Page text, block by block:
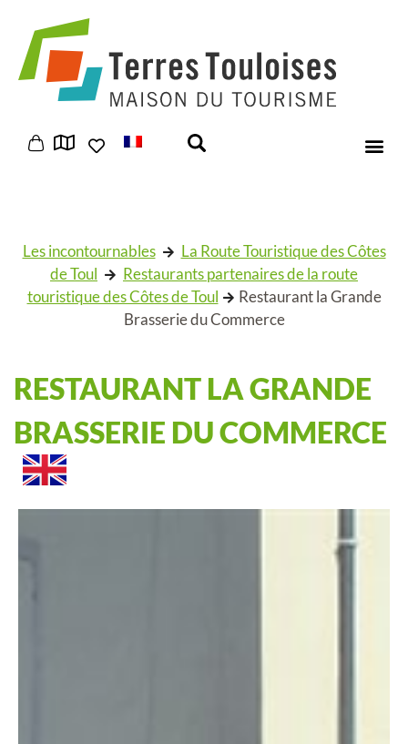
Les incontournables
La Route Touristique des Côtes
de Toul
Restaurants partenaires de la route
touristique des Côtes de Toul
Restaurant la Grande
Brasserie du Commerce
RESTAURANT LA GRANDE
BRASSERIE DU COMMERCE